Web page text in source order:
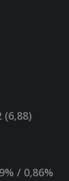
(6,88)
/ 0,86%